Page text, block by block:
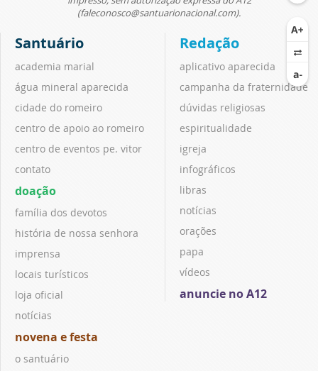
(faleconosco@santuarionacional.com).
Santuário
academia marial
água mineral aparecida
cidade do romeiro
centro de apoio ao romeiro
centro de eventos pe. vitor
contato
doação
família dos devotos
história de nossa senhora
imprensa
locais turísticos
loja oficial
notícias
novena e festa
o santuário
Redação
aplicativo aparecida
campanha da fraternidade
dúvidas religiosas
espiritualidade
igreja
infográficos
libras
notícias
orações
papa
vídeos
anuncie no A12